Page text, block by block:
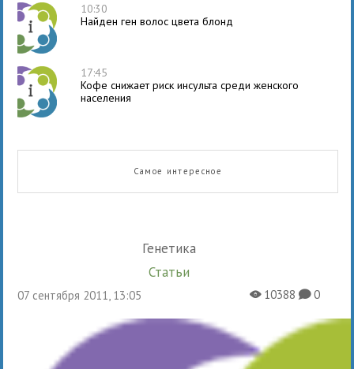
10:30
Найден ген волос цвета блонд
17:45
Кофе снижает риск инсульта среди женского
населения
Самое интересное
Генетика
Статьи
07 сентября 2011, 13:05 X10388K0